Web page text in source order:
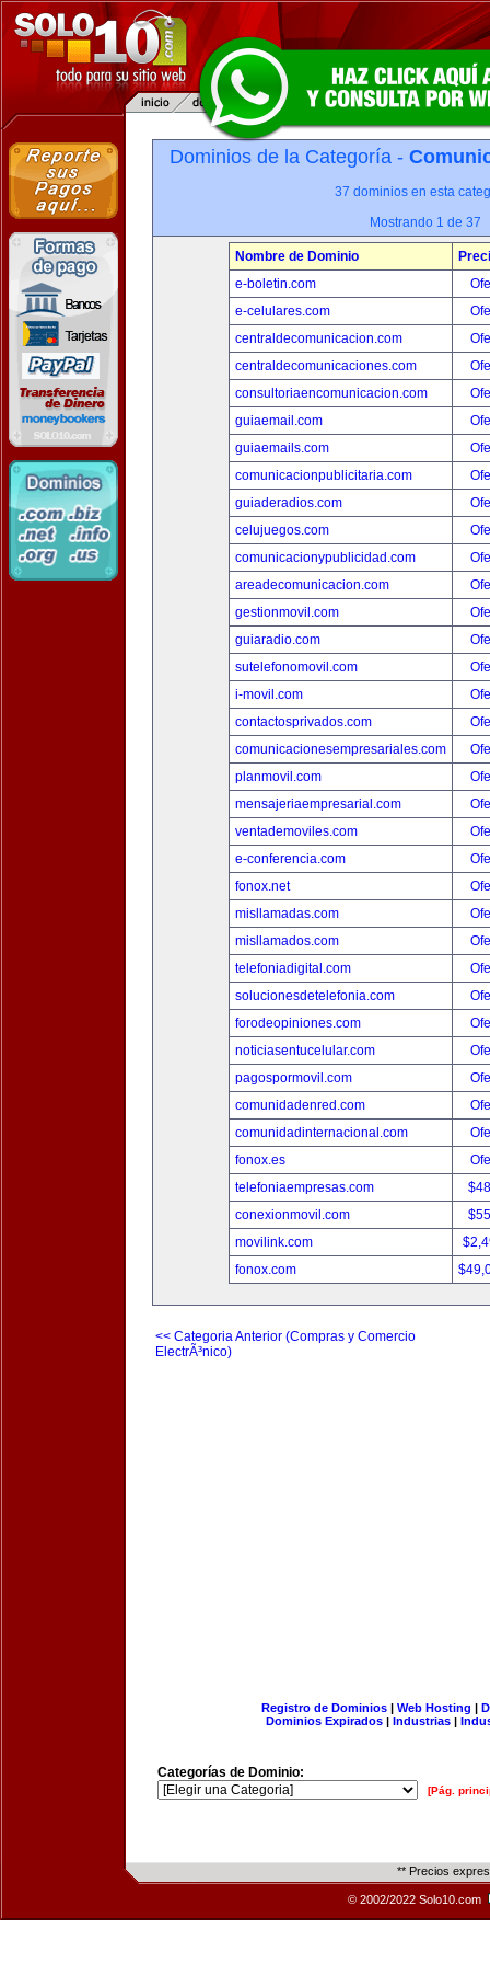
Dominios de la Categoría -
37 dominios en esta
Mostrando 1 de 37
Nombre de Dominio
e-boletin.com
e-celulares.com
centraldecomunicacion.com
centraldecomunicaciones.com
consultoriaencomunicacion.com
guiaemail.com
guiaemails.com
comunicacionpublicitaria.com
guiaderadios.com
celujuegos.com
comunicacionypublicidad.com
areadecomunicacion.com
gestionmovil.com
guiaradio.com
sutelefonomovil.com
i-movil.com
contactosprivados.com
comunicacionesempresariales.com
planmovil.com
mensajeriaempresarial.com
ventademoviles.com
e-conferencia.com
fonox.net
misllamadas.com
misllamados.com
telefoniadigital.com
solucionesdetelefonia.com
forodeopiniones.com
noticiasentucelular.com
pagospormovil.com
comunidadenred.com
comunidadinternacional.com
fonox.es
telefoniaempresas.com
conexionmovil.com
movilink.com
fonox.com
<< Categoria Anterior (Compras y Comercio
ElectrÃ³nico)
Registro de Dominios| Web Hosting |
Dominios Expirados | Industrias |
Categorías de Dominio:
[Pág.
** Precios
© 2002/2022 Solo10.com